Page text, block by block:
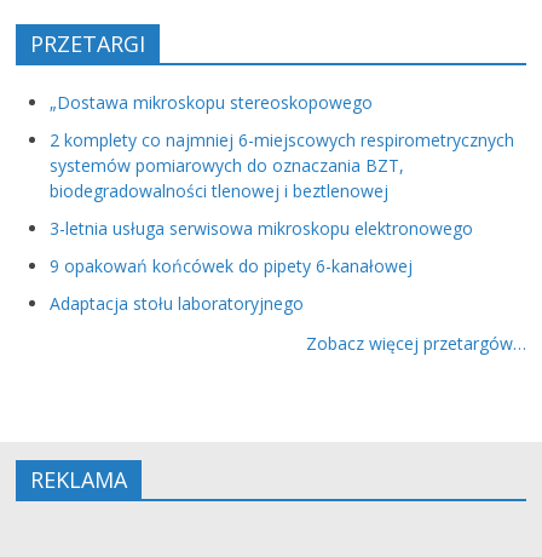
PRZETARGI
„Dostawa mikroskopu stereoskopowego
2 komplety co najmniej 6-miejscowych respirometrycznych
systemów pomiarowych do oznaczania BZT,
biodegradowalności tlenowej i beztlenowej
3-letnia usługa serwisowa mikroskopu elektronowego
9 opakowań końcówek do pipety 6-kanałowej
Adaptacja stołu laboratoryjnego
Zobacz więcej przetargów…
REKLAMA